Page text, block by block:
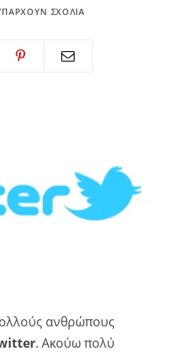
ΣΧΌΛΙΑ
ανθρώπους
. Ακούω πολύ